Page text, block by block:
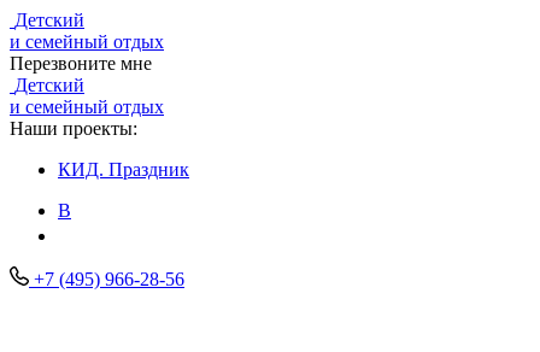
Детский
и семейный отдых
Перезвоните мне
Детский
и семейный отдых
Наши проекты:
КИД. Праздник
В
+7 (495) 966-28-56